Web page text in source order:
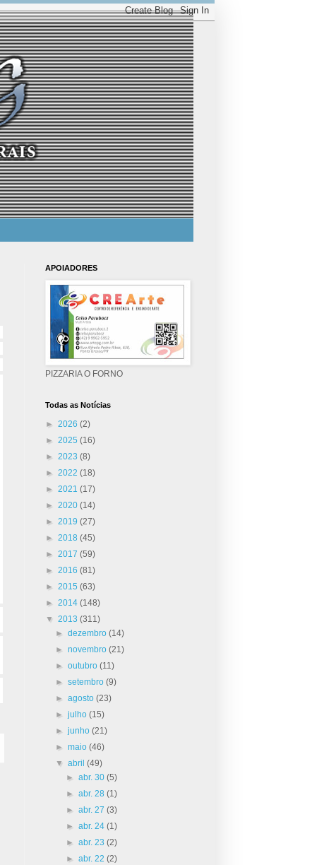
APOIADORES
PIZZARIA O FORNO
Todas as Notícias
► 2026 (2)
► 2025 (16)
► 2023 (8)
► 2022 (18)
► 2021 (17)
► 2020 (14)
► 2019 (27)
► 2018 (45)
► 2017 (59)
► 2016 (81)
► 2015 (63)
► 2014 (148)
▼ 2013 (311)
►dezembro(14)
►novembro(21)
►outubro(11)
►setembro(9)
►agosto(23)
►julho(15)
►junho(21)
►maio(46)
▼abril(49)
► abr. 30 (5)
► abr. 28 (1)
► abr. 27 (3)
► abr. 24 (1)
► abr. 23 (2)
► abr. 22 (2)